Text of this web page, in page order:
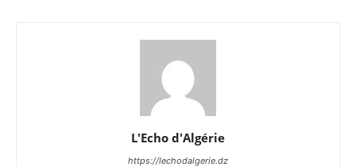
L'Echo d'Algérie
https://lechodalgerie.dz